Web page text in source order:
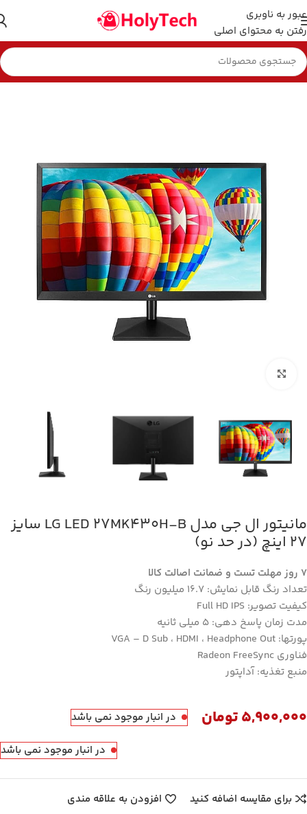
عبور به ناوبری
رفتن به محتوای اصلی
خانه مانیتور
مانیتور ال جی مدل LG LED 27MK430H-B سایز
27 اینچ (در حد نو)
7 روز مهلت تست و ضمانت اصالت کالا
تعداد رنگ قابل نمایش: 16.7 میلیون رنگ
کیفیت تصویر: Full HD IPS
مدت زمان پاسخ دهی: 5 میلی ثانیه
پورتها: VGA – D Sub ، HDMI ، Headphone Out
فناوری Radeon FreeSync
منبع تغذیه: آداپتور
5,900,000تومان در انبار موجود نمی باشد
در انبار موجود نمی باشد
برای مقایسه اضافه کنید
افزودن به علاقه مندی